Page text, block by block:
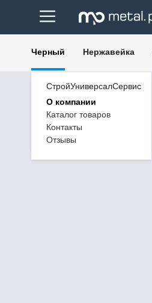
Черный Нержавейка
СтройУниверсалСервис
О компании
Каталог товаров
Контакты
Отзывы